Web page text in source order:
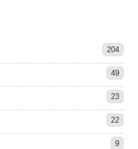
204
49
23
22
9